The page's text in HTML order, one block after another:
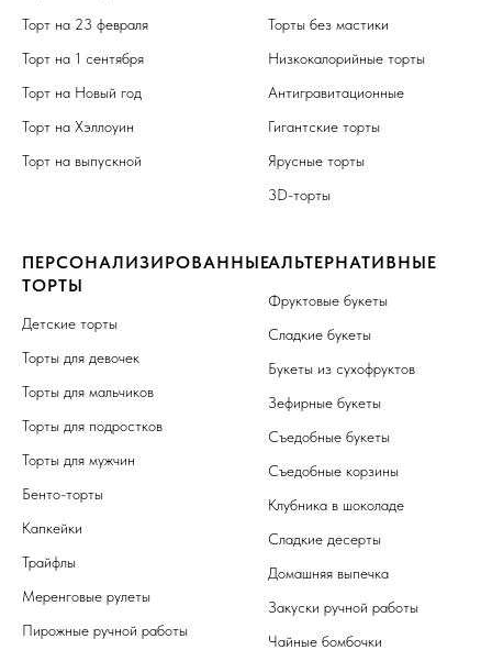
Торт на 23 февраля
Торт на 1 сентября
Торт на Новый год
Торт на Хэллоуин
Торт на выпускной
Торты без мастики
Низкокалорийные торты
Антигравитационные
Гигантские торты
Ярусные торты
3D-торты
ПЕРСОНАЛИЗИРОВАННЫЕ
ТОРТЫ
Детские торты
Торты для девочек
Торты для мальчиков
Торты для подростков
Торты для мужчин
Бенто-торты
Капкейки
Трайфлы
Меренговые рулеты
Пирожные ручной работы
АЛЬТЕРНАТИВНЫЕ
Фруктовые букеты
Сладкие букеты
Букеты из сухофруктов
Зефирные букеты
Съедобные букеты
Съедобные корзины
Клубника в шоколаде
Сладкие десерты
Домашняя выпечка
Закуски ручной работы
Чайные бомбочки